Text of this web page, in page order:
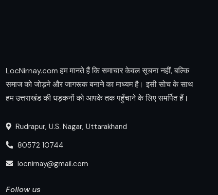
LocNirnay.com हम मानते हैं कि समाचार केवल सूचना नहीं, बल्कि
समाज को जोड़ने और जागरूक बनाने का माध्यम है। इसी सोच के साथ
हम उत्तराखंड की धड़कनों को आपके तक पहुँचाने के लिए समर्पित हैं।
Rudrapur, U.S. Nagar, Uttarakhand
80572 10744
locnirnay@gmail.com
Follow us